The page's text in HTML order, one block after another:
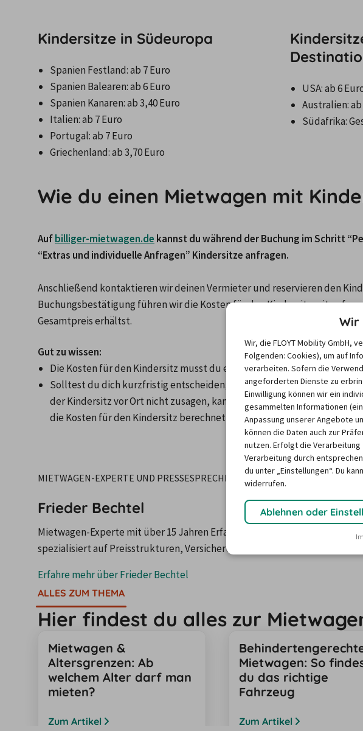
Kindersitze in Südeuropa
Griechenland: ab 3,70 Euro
Südafrika:
Wie du einen Mietwagen mit
Auf billiger-mietwagen.de kannst du während der Buchung im Schritt
“Extras und individuelle Anfragen” Kindersitze anfragen.
Anschließend kontaktieren wir deinen Vermieter und reservieren den
Buchungsbestätigung führen wir die Kosten für den Kindersitz mit auf,
Gesamtpreis erhältst.
Gut zu wissen:
Die Kosten für den Kindersitz musst du erst vor Ort bezahlen.
Solltest du dich kurzfristig entscheiden, deinen eigenen Kindersitz mit
der Kindersitz vor Ort nicht zusagen, kannst du von der Reservierung
die Kosten für den Kindersitz berechnet werden.
MIETWAGEN-EXPERTE UND PRESSESPRECHER
Frieder Bechtel
Mietwagen-Experte mit über 15 Jahren Erfahrung sowie Pressesprecher
spezialisiert auf Preisstrukturen, Versicherungen und Verbraucherschutz
Erfahre mehr überFrieder Bechtel
ALLES ZUM THEMA
Hier findest du alles zur
Mietwagen &
Altersgrenzen: Ab
welchem Alter darf man
mieten?
Zum Artikel
Mietwagen: So
du das richtige
Fahrzeug
Zum Artikel
Wir
Wir, die FLOYT Mobility GmbH,
Folgenden: Cookies), um auf
verarbeiten. Sofern die
angeforderten Dienste zu
Einwilligung können wir ein
gesammelten Informationen
Anpassung unserer Angebote
können die Daten auch zur
nutzen. Erfolgt die
Verarbeitung durch
du unter „Einstellungen“. Du
widerrufen.
Ablehnen oder